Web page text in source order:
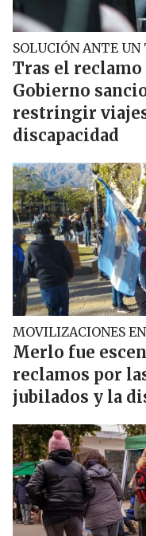
SOLUCIÓN ANTE UN
Tras el
Gobierno
restringir
discapacidad
MOVILIZACIONES
Merlo fue
reclamos por
jubilados y la